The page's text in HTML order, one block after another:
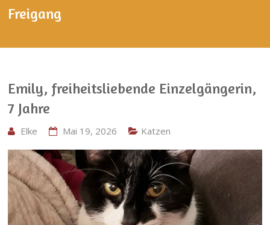
Freigang
Emily, freiheitsliebende Einzelgängerin,
7 Jahre
Elke Mai 19, 2026 Katzen